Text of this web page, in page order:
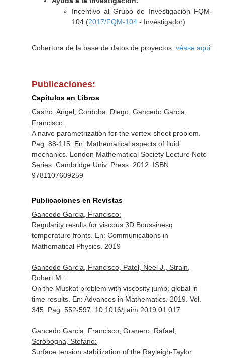
Incentivo al Grupo de Investigación FQM-
104 (2017/FQM-104- Investigador)
Cobertura de la base de datos de proyectos, véase aqui
Publicaciones:
Capítulos en Libros
Castro, Angel, Cordoba, Diego, Gancedo Garcia,
Francisco:
A naive parametrization for the vortex-sheet problem.
Pag. 88-115. En: Mathematical aspects of fluid
mechanics. London Mathematical Society Lecture Note
Series. Cambridge Univ. Press. 2012. ISBN
9781107609259
Publicaciones en Revistas
Gancedo Garcia, Francisco:
Regularity results for viscous 3D Boussinesq
temperature fronts. En: Communications in
Mathematical Physics. 2019
Gancedo Garcia, Francisco, Patel, Neel J., Strain,
Robert M.:
On the Muskat problem with viscosity jump: global in
time results. En: Advances in Mathematics. 2019. Vol.
345. Pag. 552-597. 10.1016/j.aim.2019.01.017
Gancedo Garcia, Francisco, Granero, Rafael,
Scrobogna, Stefano:
Surface tension stabilization of the Rayleigh-Taylor